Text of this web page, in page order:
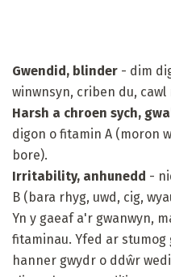
Gwendid, blinder - dim
winwnsyn, criben du,
Harsh a chroen sych,
digon o fitamin A (moron
bore).
Irritability, anhunedd -
B (bara rhyg, uwd, cig,
Yn y gaeaf a'r gwanwyn,
fitaminau. Yfed ar
hanner gwydr o ddŵr